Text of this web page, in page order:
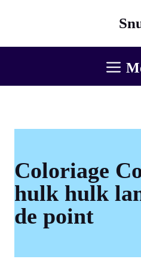
Coloriage
hulk hulk
de point